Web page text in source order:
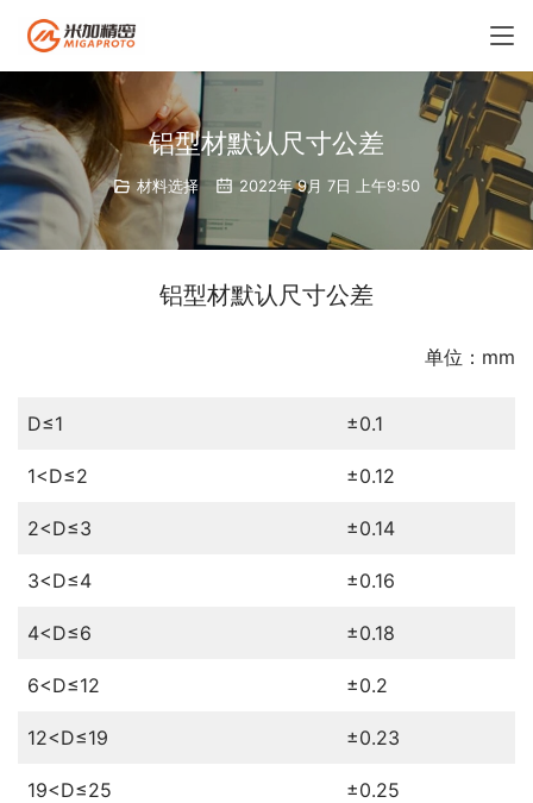
铝型材默认尺寸公差
材料选择 2022年 9月 7日 上午9:50
铝型材默认尺寸公差
单位：mm
D≤1 ±0.1
1<D≤2 ±0.12
2<D≤3 ±0.14
3<D≤4 ±0.16
4<D≤6 ±0.18
6<D≤12 ±0.2
12<D≤19 ±0.23
19<D≤25 ±0.25